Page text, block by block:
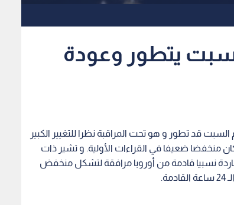
يتطور وعودة
قد تطور و هو تحت المراقبة نظرا للتغيير الكبير
منخفضا ضعيفا في القراءات الأولية. و تشير ذات
باردة نسبيا قادمة من أوروبا مرافقة لتشكل منخفض